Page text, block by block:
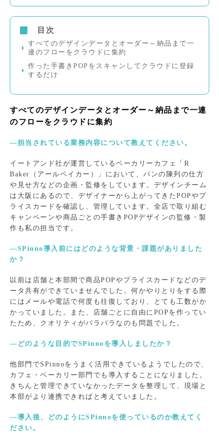
目次
すべてのデザインデータとオーダー～納品まで一
連のフローをクラウドに集約
作った手書きPOPをスキャンしてクラウドに登録
するだけ
すべてのデザインデータとオーダー～納品まで一連
のフローをクラウドに集約
―担当されている業務内容について教えてください。
イートアンド社が運営しているベーカリーカフェ「R
Baker（アールベイカー）」において、パンの陳列の仕方
や見せ方などの企画・監修をしています。デザインチーム
は大阪にあるので、デザイナーから上がってきたPOPやプ
ライスカードを確認し、管理しています。全店で取り組む
キャンペーンや商品ごとの手書きPOPデザインの監修・製
作も私の担当です。
―SPinno導入前にはどのような背景・課題がありました
か？
以前は店舗と本部間で商品POPやプライスカードなどのデ
ータ共有ができていませんでした。何かやりとりをする際
にはメールや電話で何度も往復しており、とても工数がか
かっていました。また、店舗ごとに自由にPOPを作ってい
たため、クオリティがバラバラなのも問題でした。
―どのような目的でSPinnoを導入しましたか？
他部門でSPinnoをうまく活用できているようでしたので、
カフェ・ベーカリー部門でも導入することになりました。
きちんと管理できていなかったデータを整理して、現場と
本部がより連携できればと考えていました。
―導入後、どのようにSPinnoを使っているのか教えてく
ださい。